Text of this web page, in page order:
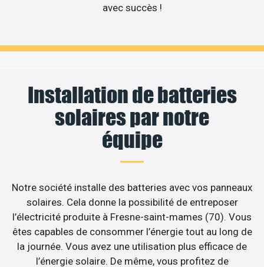
avec succès !
Installation de batteries
solaires par notre
équipe
Notre société installe des batteries avec vos panneaux
solaires. Cela donne la possibilité de entreposer
l’électricité produite à Fresne-saint-mames (70). Vous
êtes capables de consommer l’énergie tout au long de
la journée. Vous avez une utilisation plus efficace de
l’énergie solaire. De même, vous profitez de